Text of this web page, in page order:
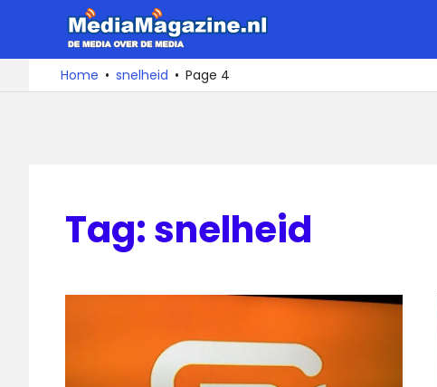
de
De
media
over
Home snelheid Page 4
Tag:snelheid